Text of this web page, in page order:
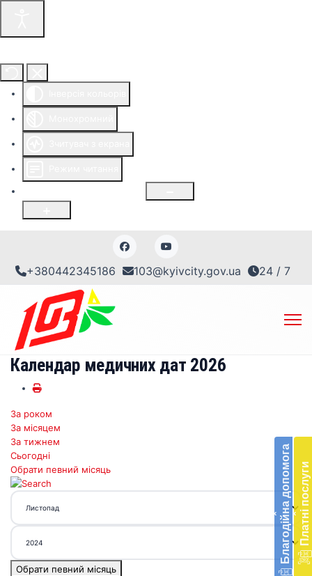
+380442345186 103@kyivcity.gov.ua 24 / 7
‹ Благодійна допомогав
‹ Платні послуги
Календар медичних дат 2026
За роком
За місяцем
За тижнем
Сьогодні
Обрати певний місяць
Обрати певний місяць